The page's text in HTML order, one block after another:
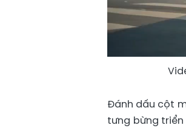
Đánh dấu cột
tưng bừng